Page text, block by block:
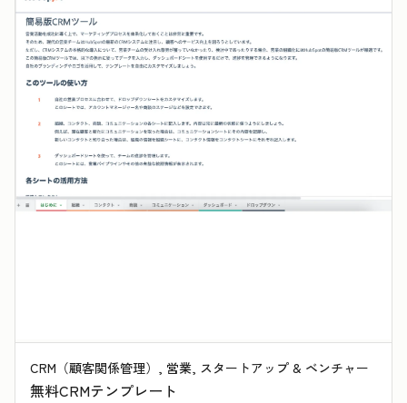
CRM（顧客関係管理）, 営業, スタートアップ & ベンチャー
無料CRMテンプレート